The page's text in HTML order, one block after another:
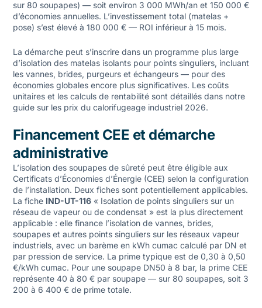
sur 80 soupapes) — soit environ 3 000 MWh/an et 150 000 €
d’économies annuelles. L’investissement total (matelas +
pose) s’est élevé à 180 000 € — ROI inférieur à 15 mois.
La démarche peut s’inscrire dans un programme plus large
d’isolation des matelas isolants pour points singuliers, incluant
les vannes, brides, purgeurs et échangeurs — pour des
économies globales encore plus significatives. Les coûts
unitaires et les calculs de rentabilité sont détaillés dans notre
guide sur les prix du calorifugeage industriel 2026.
Financement CEE et démarche
administrative
L’isolation des soupapes de sûreté peut être éligible aux
Certificats d’Économies d’Énergie (CEE) selon la configuration
de l’installation. Deux fiches sont potentiellement applicables.
La fiche IND-UT-116« Isolation de points singuliers sur un
réseau de vapeur ou de condensat » est la plus directement
applicable : elle finance l’isolation de vannes, brides,
soupapes et autres points singuliers sur les réseaux vapeur
industriels, avec un barème en kWh cumac calculé par DN et
par pression de service. La prime typique est de 0,30 à 0,50
€/kWh cumac. Pour une soupape DN50 à 8 bar, la prime CEE
représente 40 à 80 € par soupape — sur 80 soupapes, soit 3
200 à 6 400 € de prime totale.